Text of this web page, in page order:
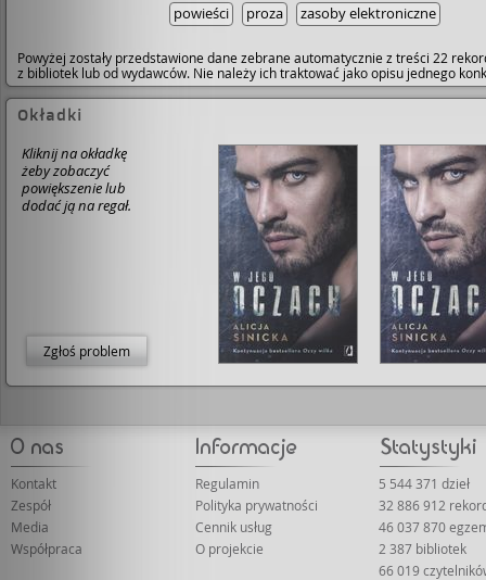
powieści
proza zasoby elektroniczne
Powyżej zostały przedstawione dane zebrane automatycznie z treści 22
z bibliotek lub od wydawców. Nie należy ich traktować jako opisu jednego
Okładki
Kliknij na okładkę
żeby zobaczyć
powiększenie lub
dodać ją na regał.
Zgłoś problem
Kontakt
Zespół
Media
Współpraca
Regulamin
Polityka prywatności
Cennik usług
O projekcie
5 544 371 dzieł
32 886 912
46 037 870
2 387 bibliotek
66 019